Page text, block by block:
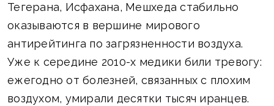
Тегерана, Исфахана, Мешхеда стабильно
оказываются в вершине мирового
антирейтинга по загрязненности воздуха.
Уже к середине 2010-х медики били тревогу:
ежегодно от болезней, связанных с плохим
воздухом, умирали десятки тысяч иранцев.